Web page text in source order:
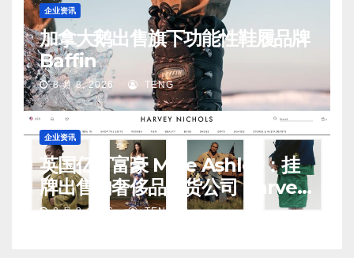
企业资讯
加拿大鹅出售旗下功能性鞋履品牌
Baffin
8 月 8, 2026 TENG
企业资讯
英国亿万富豪 Mike Ashley：挂
牌出售的奢侈品百货公司 Harvey
Nichols 正陷入“死亡螺旋”
8 月 8, 2026 TENG